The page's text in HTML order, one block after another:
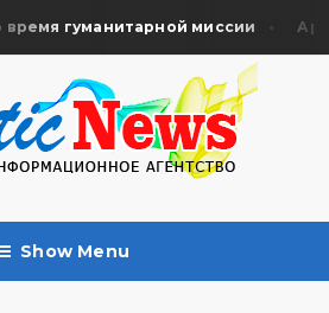
гуманитарной миссии
Show Menu